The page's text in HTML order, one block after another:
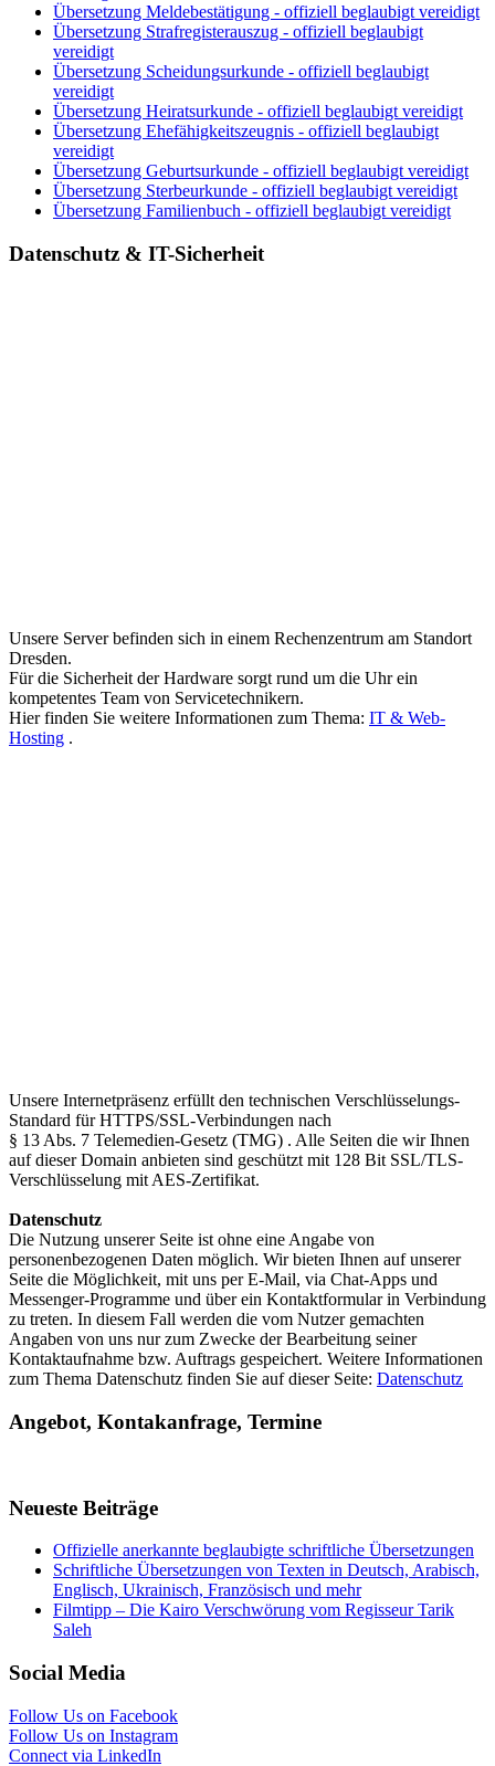
Übersetzung Meldebestätigung - offiziell beglaubigt vereidigt
Übersetzung Strafregisterauszug - offiziell beglaubigt
vereidigt
Übersetzung Scheidungsurkunde - offiziell beglaubigt
vereidigt
Übersetzung Heiratsurkunde - offiziell beglaubigt vereidigt
Übersetzung Ehefähigkeitszeugnis - offiziell beglaubigt
vereidigt
Übersetzung Geburtsurkunde - offiziell beglaubigt vereidigt
Übersetzung Sterbeurkunde - offiziell beglaubigt vereidigt
Übersetzung Familienbuch - offiziell beglaubigt vereidigt
Datenschutz & IT-Sicherheit
Unsere Server befinden sich in einem Rechenzentrum am Standort
Dresden.
Für die Sicherheit der Hardware sorgt rund um die Uhr ein
kompetentes Team von Servicetechnikern.
Hier finden Sie weitere Informationen zum Thema: IT & Web-
Hosting .
Unsere Internetpräsenz erfüllt den technischen Verschlüsselungs-
Standard für HTTPS/SSL-Verbindungen nach
§ 13 Abs. 7 Telemedien-Gesetz (TMG) . Alle Seiten die wir Ihnen
auf dieser Domain anbieten sind geschützt mit 128 Bit SSL/TLS-
Verschlüsselung mit AES-Zertifikat.
Datenschutz
Die Nutzung unserer Seite ist ohne eine Angabe von
personenbezogenen Daten möglich. Wir bieten Ihnen auf unserer
Seite die Möglichkeit, mit uns per E-Mail, via Chat-Apps und
Messenger-Programme und über ein Kontaktformular in Verbindung
zu treten. In diesem Fall werden die vom Nutzer gemachten
Angaben von uns nur zum Zwecke der Bearbeitung seiner
Kontaktaufnahme bzw. Auftrags gespeichert. Weitere Informationen
zum Thema Datenschutz finden Sie auf dieser Seite: Datenschutz
Angebot, Kontakanfrage, Termine
Neueste Beiträge
Offizielle anerkannte beglaubigte schriftliche Übersetzungen
Schriftliche Übersetzungen von Texten in Deutsch, Arabisch,
Englisch, Ukrainisch, Französisch und mehr
Filmtipp – Die Kairo Verschwörung vom Regisseur Tarik
Saleh
Social Media
Follow Us on Facebook
Follow Us on Instagram
Connect via LinkedIn